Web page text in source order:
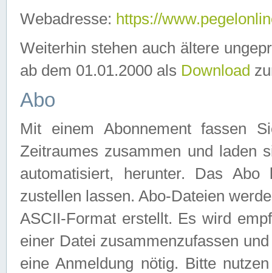
Webadresse: https://
Weiterhin stehen auch ältere
ab dem 01.01.2000 als Download
Abo
Mit einem Abonnement fassen
Zeitraumes zusammen und laden
automatisiert, herunter. Das
zustellen lassen. Abo-Dateien
ASCII-Format erstellt. Es wird
einer Datei zusammenzufassen
eine Anmeldung nötig. Bitte